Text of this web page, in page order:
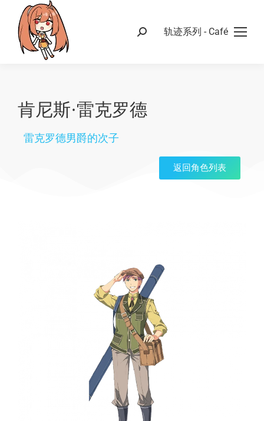
轨迹系列 - Café
肯尼斯·雷克罗德
雷克罗德男爵的次子
返回角色列表